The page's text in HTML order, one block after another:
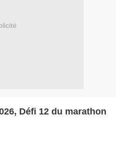
Défi 12 du marathon